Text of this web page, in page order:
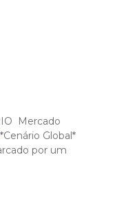
Mercado
*Cenário Global*
por um